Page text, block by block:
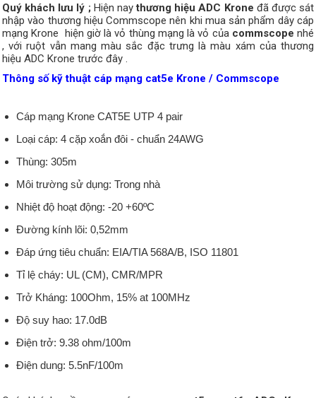
Quý khách lưu lý ; Hiện naythương hiệu ADC Krone đã được sát
nhập vào thương hiệu Commscope nên khi mua sản phẩm dây cáp
mạng Krone hiện giờ là vỏ thùng mạng là vỏ của commscope nhé
, với ruột vẫn mang màu sắc đặc trưng là màu xám của thương
hiệu ADC Krone trước đây .
Thông số kỹ thuật cáp mạng cat5e Krone / Commscope
Cáp mạng Krone CAT5E UTP 4 pair
Loại cáp: 4 cặp xoắn đôi - chuẩn 24AWG
Thùng: 305m
Môi trường sử dụng: Trong nhà
Nhiệt độ hoạt động: -20 +60ºC
Đường kính lõi: 0,52mm
Đáp ứng tiêu chuẩn: EIA/TIA 568A/B, ISO 11801
Tỉ lệ cháy: UL (CM), CMR/MPR
Trở Kháng: 100Ohm, 15% at 100MHz
Độ suy hao: 17.0dB
Điện trở: 9.38 ohm/100m
Điện dung: 5.5nF/100m